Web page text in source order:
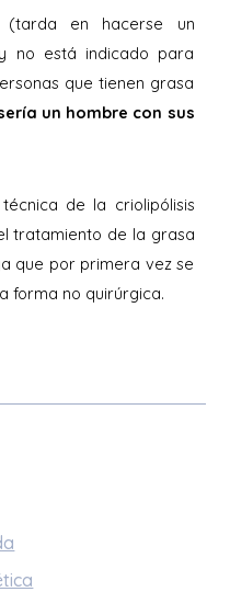
(tarda en hacerse un
no está indicado para
que tienen grasa
un hombre con sus
de la criolipólisis
tratamiento de la grasa
que por primera vez se
forma no quirúrgica.